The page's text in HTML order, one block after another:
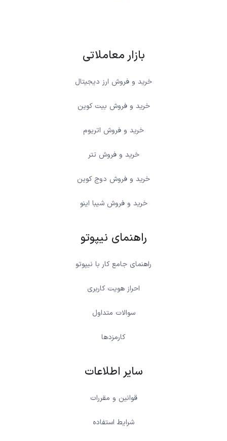
بازار معاملاتی
خرید و فروش ارز دیجیتال
خرید و فروش بیت کوین
خرید و فروش اتریوم
خرید و فروش تتر
خرید و فروش دوج کوین
خرید و فروش شیبا اینو
راهنمای نیپوتو
راهنمای جامع کار با نیپوتو
احراز هویت کاربری
سوالات متداول
کارمزدها
سایر اطلاعات
قوانین و مقررات
شرایط استفاده